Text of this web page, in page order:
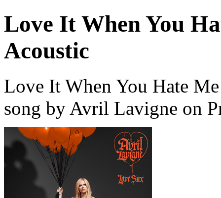
Love It When You
Acoustic
Love It When You Hate
song by Avril Lavigne on